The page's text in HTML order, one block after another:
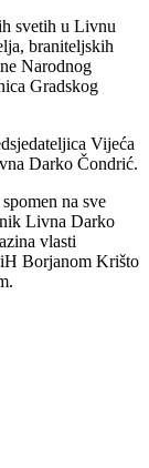
svetih u Livnu
braniteljskih
Narodnog
Gradskog
Vijeća
Darko Čondrić.
na sve
Livna Darko
vlasti
Borjanom Krišto